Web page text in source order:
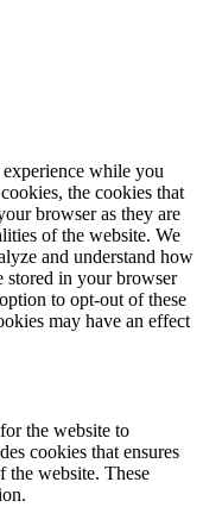
while you
the cookies that
browser as they are
of the website. We
and understand how
stored in your browser
to opt-out of these
may have an effect
the website to
cookies that ensures
the website. These